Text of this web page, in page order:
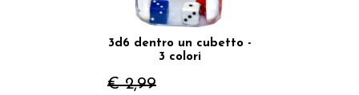
3d6 dentro un cubetto -
3 colori
€ 2,99